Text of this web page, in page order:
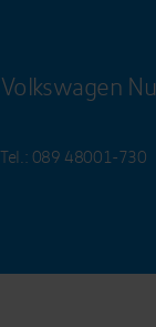
Tel.: 089 48001-730